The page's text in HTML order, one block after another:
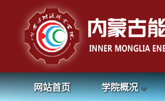
网站首页 学院概况